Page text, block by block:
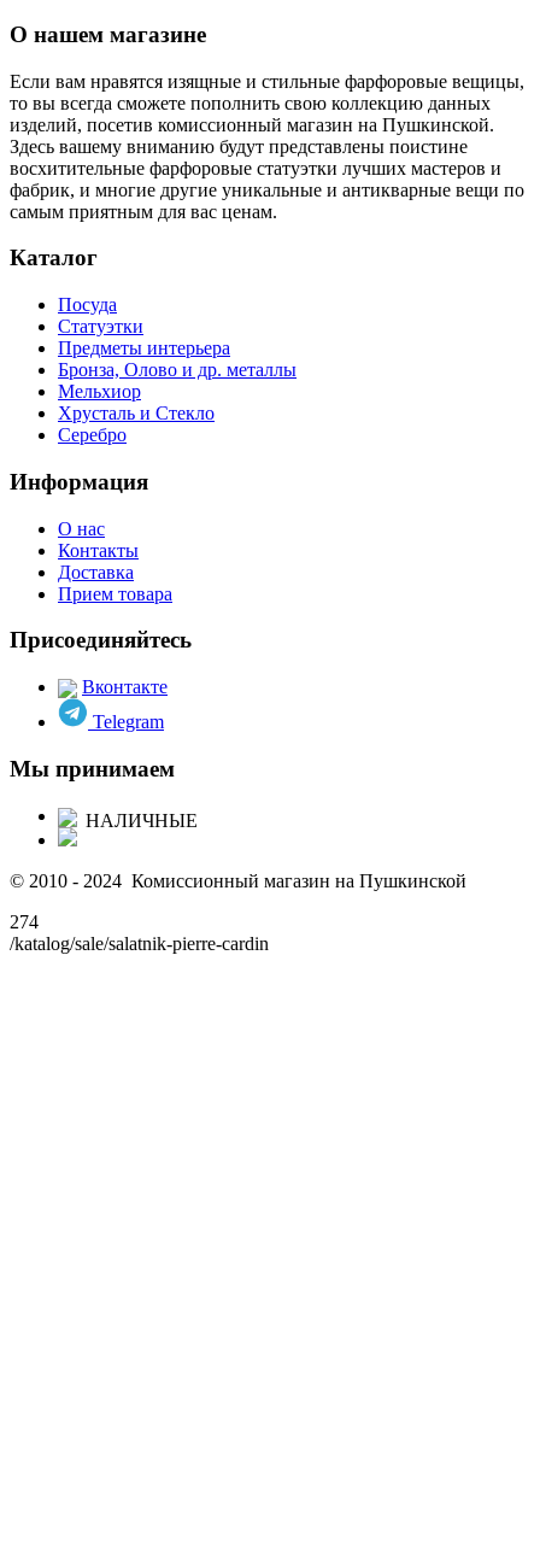
О нашем магазине
Если вам нравятся изящные и стильные фарфоровые вещицы,
то вы всегда сможете пополнить свою коллекцию данных
изделий, посетив комиссионный магазин на Пушкинской.
Здесь вашему вниманию будут представлены поистине
восхитительные фарфоровые статуэтки лучших мастеров и
фабрик, и многие другие уникальные и антикварные вещи по
самым приятным для вас ценам.
Каталог
Посуда
Статуэтки
Предметы интерьера
Бронза, Олово и др. металлы
Мельхиор
Хрусталь и Стекло
Серебро
Информация
О нас
Контакты
Доставка
Прием товара
Присоединяйтесь
Вконтакте
Telegram
Мы принимаем
НАЛИЧНЫЕ
© 2010 - 2024 Комиссионный магазин на Пушкинской
274
/katalog/sale/salatnik-pierre-cardin